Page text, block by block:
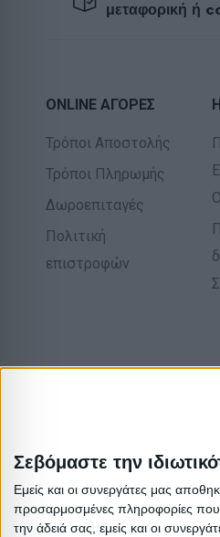
Σεβόμαστε την
Εμείς και οι συνεργάτες μας
προσαρμοσμένες πληροφορίες που
την άδειά σας, εμείς και οι
μεταφορική ή
ONLINE ΑΓΟΡΕΣ
Τρόποι Αποστολής
Τρόποι Πληρωμής
Δωροεπιταγές
Πολιτική
επιστροφών